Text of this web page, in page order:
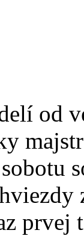
od
prvej